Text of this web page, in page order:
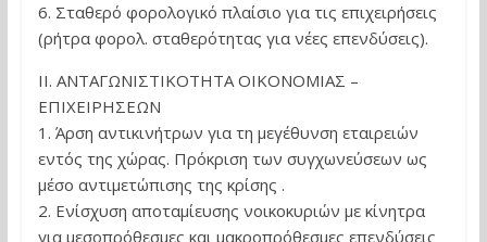
6. Σταθερό φορολογικό πλαίσιο για τις επιχειρήσεις
(ρήτρα φορολ. σταθερότητας για νέες επενδύσεις).
ΙΙ. ΑΝΤΑΓΩΝΙΣΤΙΚΟΤΗΤΑ ΟΙΚΟΝΟΜΙΑΣ –
ΕΠΙΧΕΙΡΗΣΕΩΝ
1. Άρση αντικινήτρων για τη μεγέθυνση εταιρειών
εντός της χώρας. Πρόκριση των συγχωνεύσεων ως
μέσο αντιμετώπισης της κρίσης .
2. Ενίσχυση αποταμίευσης νοικοκυριών με κίνητρα
για μεσοπρόθεσμες και μακροπρόθεσμες επενδύσεις